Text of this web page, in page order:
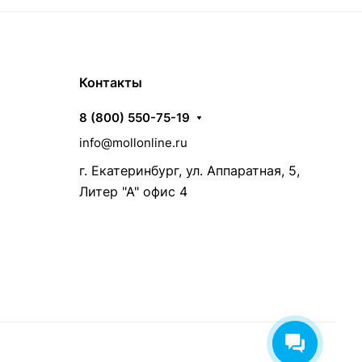
Контакты
8 (800) 550-75-19
info@mollonline.ru
г. Екатеринбург, ул. Аппаратная, 5,
Литер "А" офис 4